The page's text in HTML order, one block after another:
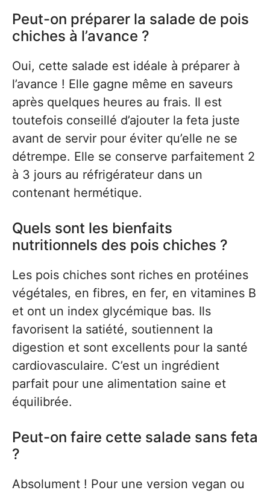
Peut-on préparer la salade de pois
chiches à l’avance ?
Oui, cette salade est idéale à préparer à
l’avance ! Elle gagne même en saveurs
après quelques heures au frais. Il est
toutefois conseillé d’ajouter la feta juste
avant de servir pour éviter qu’elle ne se
détrempe. Elle se conserve parfaitement 2
à 3 jours au réfrigérateur dans un
contenant hermétique.
Quels sont les bienfaits
nutritionnels des pois chiches ?
Les pois chiches sont riches en protéines
végétales, en fibres, en fer, en vitamines B
et ont un index glycémique bas. Ils
favorisent la satiété, soutiennent la
digestion et sont excellents pour la santé
cardiovasculaire. C’est un ingrédient
parfait pour une alimentation saine et
équilibrée.
Peut-on faire cette salade sans feta
?
Absolument ! Pour une version vegan ou